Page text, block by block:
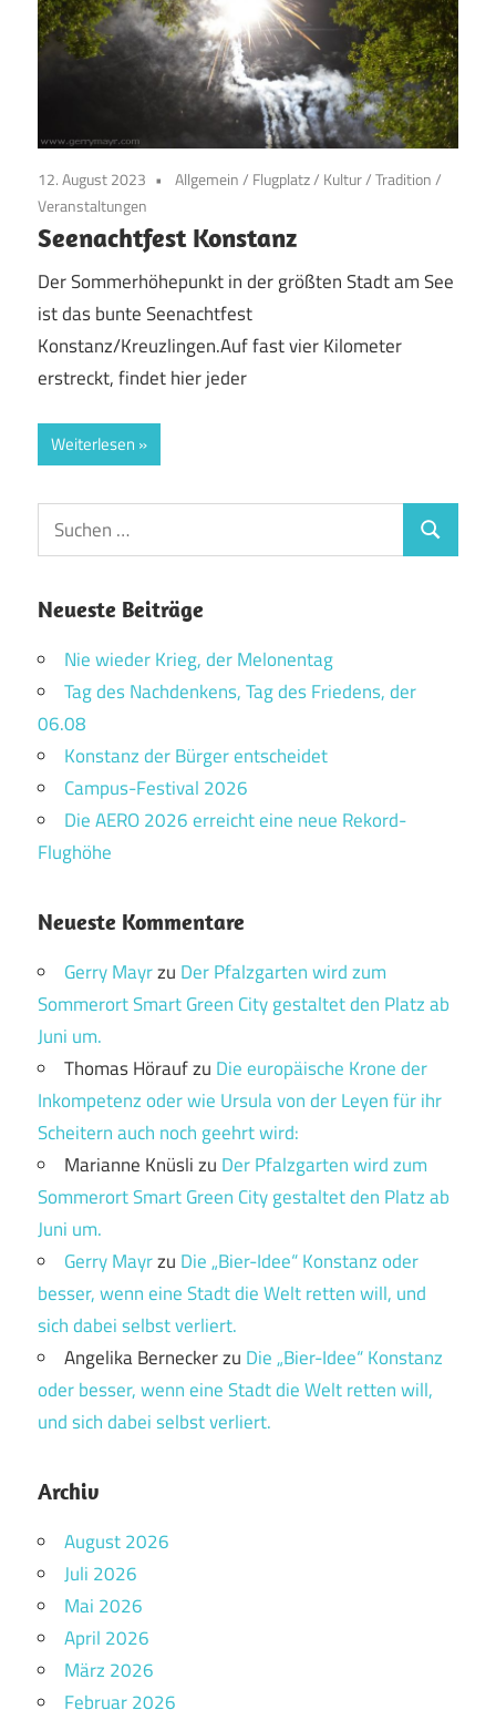
12. August 2023 Allgemein/ Flugplatz/ Kultur/Tradition/
Veranstaltungen
Seenachtfest Konstanz
Der Sommerhöhepunkt in der größten Stadt am See
ist das bunte Seenachtfest
Konstanz/Kreuzlingen.Auf fast vier Kilometer
erstreckt, findet hier jeder
Weiterlesen
Suchen
nach:
Suchen
Neueste Beiträge
Nie wieder Krieg, der Melonentag
Tag des Nachdenkens, Tag des Friedens, der
06.08
Konstanz der Bürger entscheidet
Campus-Festival 2026
Die AERO 2026 erreicht eine neue Rekord-
Flughöhe
Neueste Kommentare
Gerry Mayrzu Der Pfalzgarten wird zum
Sommerort Smart Green City gestaltet den Platz ab
Juni um.
Thomas Höraufzu Die europäische Krone der
Inkompetenz oder wie Ursula von der Leyen für ihr
Scheitern auch noch geehrt wird:
Marianne Knüslizu Der Pfalzgarten wird zum
Sommerort Smart Green City gestaltet den Platz ab
Juni um.
Gerry Mayrzu Die „Bier-Idee“ Konstanz oder
besser, wenn eine Stadt die Welt retten will, und
sich dabei selbst verliert.
Angelika Berneckerzu Die „Bier-Idee“ Konstanz
oder besser, wenn eine Stadt die Welt retten will,
und sich dabei selbst verliert.
Archiv
August 2026
Juli 2026
Mai 2026
April 2026
März 2026
Februar 2026